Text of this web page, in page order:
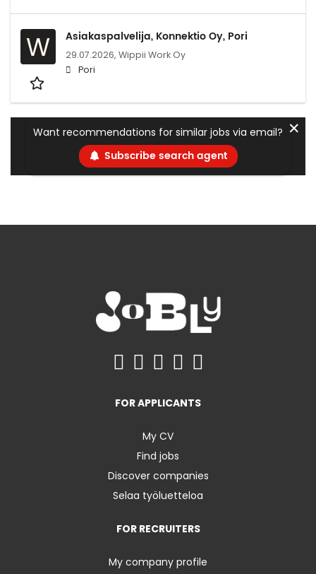
W Asiakaspalvelija, Konnektio Oy, Pori
29.07.2026, Wippii Work Oy
Pori
Want recommendations for similar jobs via email?
Subscribe search agent
✕
FOR APPLICANTS
My CV
Find jobs
Discover companies
Selaa työluetteloa
FOR RECRUITERS
My company profile